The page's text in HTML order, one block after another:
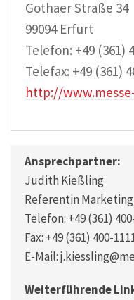
Gothaer Straße 34
99094 Erfurt
Telefon: +49 (361)
Telefax: +49 (361)
http://
Ansprechpartner:
Judith Kießling
Referentin
Telefon: +49 (361)
Fax: +49 (361) 400-
E-Mail:
Weiterführende